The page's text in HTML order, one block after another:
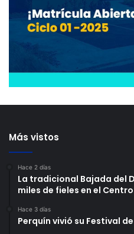
Más vistos
Hace 2 días
La tradicional Bajada del
miles de fieles en el
Hace 3 días
Perquín vivió su Festival